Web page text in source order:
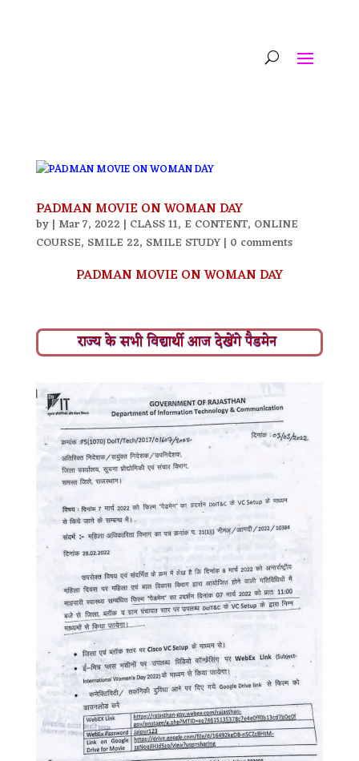
PADMAN MOVIE ON WOMAN DAY
by | Mar 7, 2022 | CLASS 11, E CONTENT, ONLINE
COURSE, SMILE 22, SMILE STUDY| 0 comments
PADMAN MOVIE ON WOMAN DAY
राज्य के सभी विद्यार्थी आज देखेंगे पैडमेन